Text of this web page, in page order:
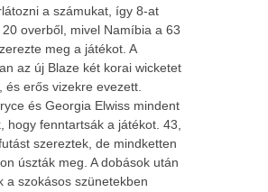
a számukat, így 8-at
overből, mivel Namíbia a 63
meg a játékot. A
az új Blaze két korai wicketet
és erős vizekre evezett.
és Georgia Elwiss mindent
hogy fenntartsák a játékot. 43,
szereztek, de mindketten
úszták meg. A dobások után
a szokásos szünetekben